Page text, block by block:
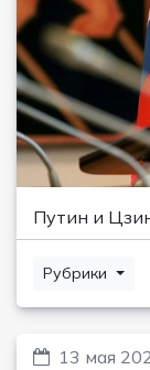
Путин и
Рубрики
13 мая